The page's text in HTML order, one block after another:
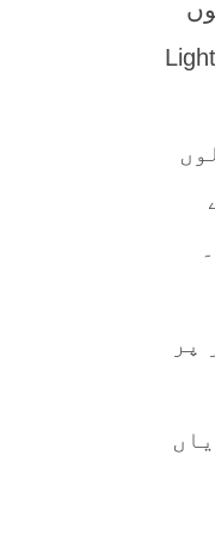
نے بھی نو افلاطونی نظریات کو فروغ دیا، جبکہ زرتشتی علماء نے “نور و ظلمت” (Light
پر